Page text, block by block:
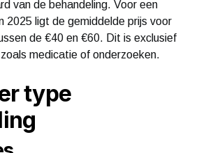
van de behandeling. Voor een
2025 ligt de gemiddelde prijs voor
de €40 en €60. Dit is exclusief
medicatie of onderzoeken.
type